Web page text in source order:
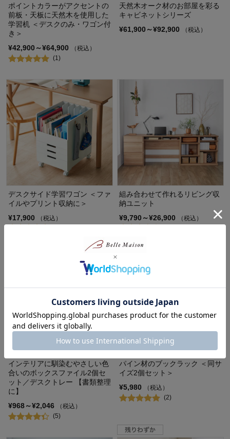
ポイントカラーがアクセントの
前板・天板に天然木を使用した
学習机 ＜デスクのみ・ワゴン付
き＞
¥42,900～¥64,900
（税込）
(1)
天然木オーク材のお部屋を彩る
キャビネットシリーズ
¥61,900～¥92,900
（税込）
デスクサイド学習ワゴン ＜ファ
イルやプリント収納に＞
¥17,900
（税込）
組み合わせて作れるリビング収
納ユニット
¥9,790～¥26,900
（税込）
インテリアに馴染むやさしい色
合いのボックスファイル2個セ
ット／デスクトレー 【書類整理
に】
¥968～¥2,046
（税込）
(5)
パイン材のブックラック ＜同サ
イズ2個セット＞
¥5,980
（税込）
(2)